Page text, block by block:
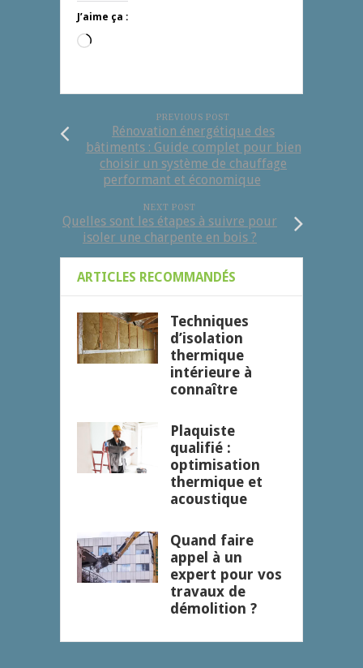
J’aime ça :
Chargement…
PREVIOUS POST
Rénovation énergétique des
bâtiments : Guide complet pour bien
choisir un système de chauffage
performant et économique
NEXT POST
Quelles sont les étapes à suivre pour
isoler une charpente en bois ?
ARTICLES RECOMMANDÉS
Techniques
d’isolation
thermique
intérieure à
connaître
Plaquiste
qualifié :
optimisation
thermique et
acoustique
Quand faire
appel à un
expert pour vos
travaux de
démolition ?